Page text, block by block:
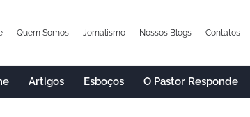
Quem Somos Jornalismo Nossos Blogs Contatos
Artigos Esboços O Pastor Responde